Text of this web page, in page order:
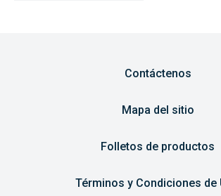
Contáctenos
Mapa del sitio
Folletos de productos
Términos y Condiciones de